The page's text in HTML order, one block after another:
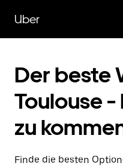
zum
Hauptinhalt
Uber
Der beste
Toulouse -
zu
Finde die besten